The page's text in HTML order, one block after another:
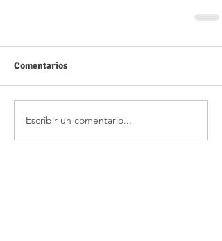
Comentarios
Escribir un comentario...